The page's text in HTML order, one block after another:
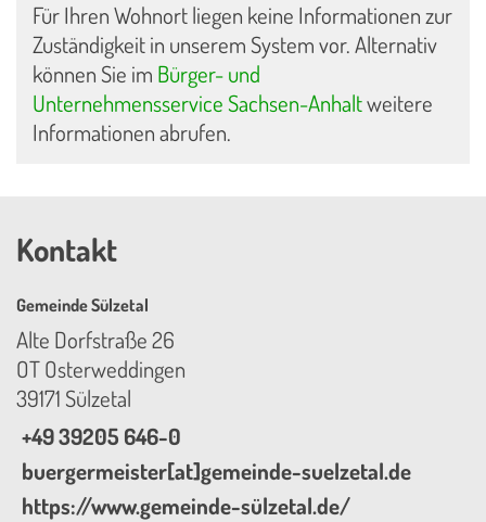
Für Ihren Wohnort liegen keine Informationen zur
Zuständigkeit in unserem System vor. Alternativ
können Sie im Bürger- und
Unternehmensservice Sachsen-Anhaltweitere
Informationen abrufen.
Kontakt
Gemeinde Sülzetal
Alte Dorfstraße 26
OT Osterweddingen
39171 Sülzetal
+49 39205 646-0
buergermeister[at]gemeinde-suelzetal.de
https://www.gemeinde-sülzetal.de/